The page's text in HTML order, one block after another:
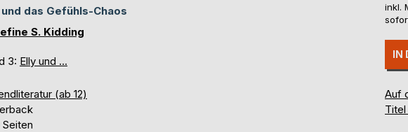
und das Gefühls-Chaos
S. Kidding
3: Elly und ...
(ab 12)
inkl.
IN
Auf